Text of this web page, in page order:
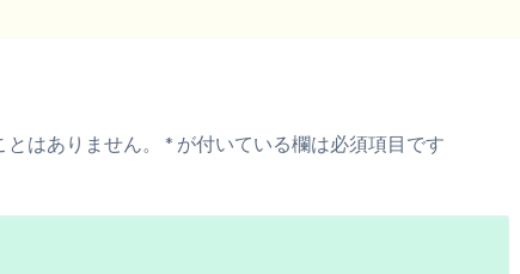
はありません。 * が付いている欄は必須項目です